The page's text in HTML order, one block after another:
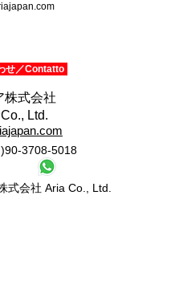
せ／Contatto
株式会社
Co., Ltd.
3708-5018
式会社 Aria Co., Ltd.